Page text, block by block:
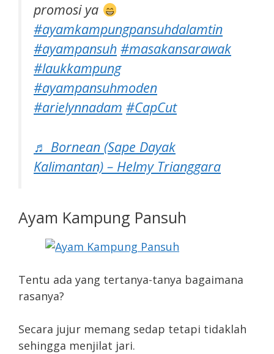
promosi ya
#ayamkampungpansuhdalamtin
#ayampansuh #masakansarawak
#laukkampung
#ayampansuhmoden
#arielynnadam #CapCut
♬ Bornean (Sape Dayak
Kalimantan) – Helmy Trianggara
Ayam Kampung Pansuh
Tentu ada yang tertanya-tanya bagaimana
rasanya?
Secara jujur memang sedap tetapi tidaklah
sehingga menjilat jari.